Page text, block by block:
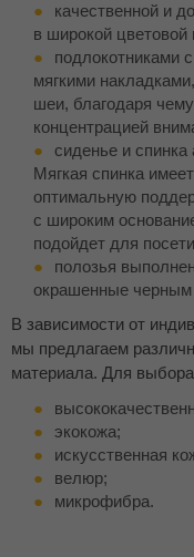
качественной и
в широкой цветовой
подлокотниками
мягкими
шеи, благодаря
концентрацией
сиденье и
Мягкая спинка
оптимальную
с широким
подойдет для
полозья
окрашенные
В зависимости от
мы предлагаем
материала. Для
экокожа;
искусственная
велюр;
микрофибра.